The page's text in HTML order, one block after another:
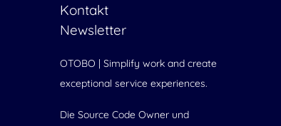
Kontakt
Newsletter
OTOBO | Simplify work and create
exceptional service experiences.
Die Source Code Owner und